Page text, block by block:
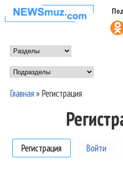
Перейти к
НОВОСТИ
МУЗЫКИ И
ШОУ БИЗНЕСА
NEWSMUZ.COM
Main menu
Подразделы
Главная» Регистрация
Регистрация (активная вкладка)
Войти